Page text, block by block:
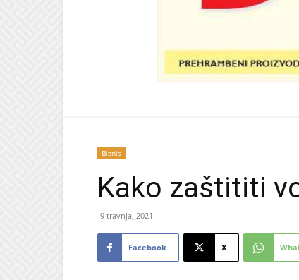
Biznis
Kako zaštititi
9 travnja, 2021
Facebook X